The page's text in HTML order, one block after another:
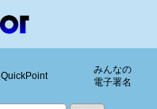
QuickPoint
みんなの
電子署名